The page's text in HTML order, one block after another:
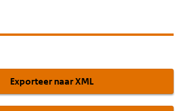
Exporteer naar XML